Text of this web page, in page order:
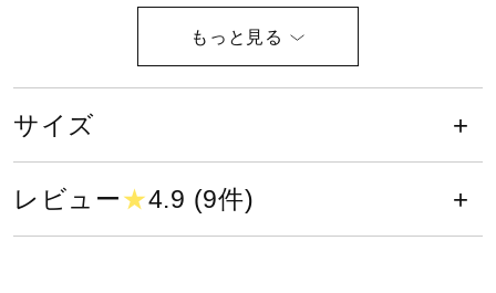
セール
17：インディゴ
63：ランタナピンク
素材
ポリエステル100％
サイズ
レビュー★4.9 (9件)